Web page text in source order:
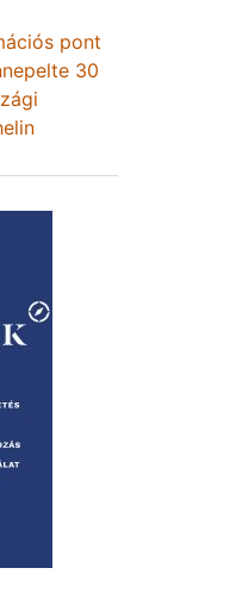
pont
30